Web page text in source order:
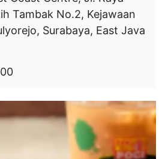
Tambak No.2, Kejawaan
Surabaya, East Java